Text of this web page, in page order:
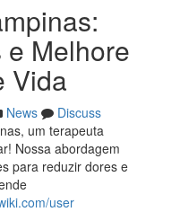
Melhore
Vida
News
Discuss
um terapeuta
Nossa abordagem
para reduzir dores e
user